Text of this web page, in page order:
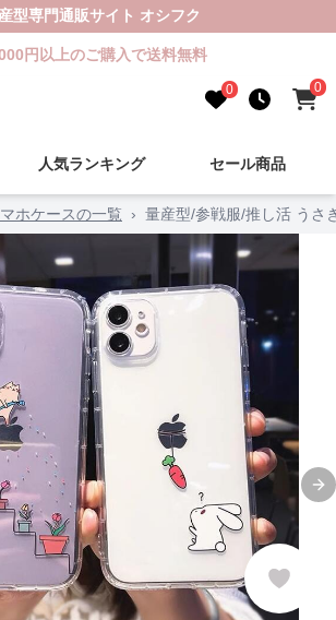
型専門通販サイト オシフク
円以上のご購入で送料無料
0 0
人気ランキング セール商品
ホケースの一覧 › 量産型/参戦服/推し活 うさ